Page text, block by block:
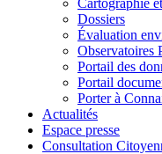
Cartographie
Dossiers
Évaluation
Observatoires
Portail des
Portail
Porter à
Actualités
Espace presse
Consultation